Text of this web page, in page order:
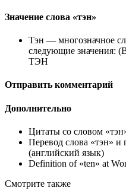
Значение слова «тэн»
Тэн — многозначное
следующие значения:
ТЭН
Отправить комментарий
Дополнительно
Цитаты со словом
Перевод слова «тэн»
(английский язык)
Definition of «ten» at
Смотрите также